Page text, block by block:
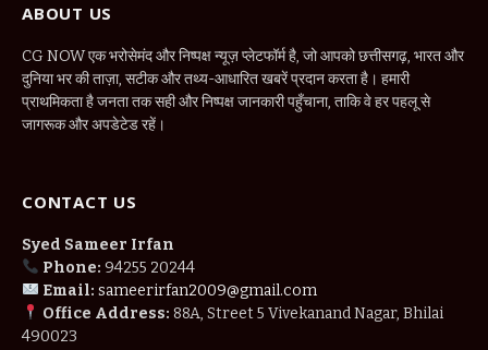
ABOUT US
CG NOW एक भरोसेमंद और निष्पक्ष न्यूज़ प्लेटफॉर्म है, जो आपको छत्तीसगढ़, भारत और
दुनिया भर की ताज़ा, सटीक और तथ्य-आधारित खबरें प्रदान करता है। हमारी
प्राथमिकता है जनता तक सही और निष्पक्ष जानकारी पहुँचाना, ताकि वे हर पहलू से
जागरूक और अपडेटेड रहें।
CONTACT US
Syed Sameer Irfan
Phone: 94255 20244
Email: sameerirfan2009@gmail.com
Office Address: 88A, Street 5 Vivekanand Nagar, Bhilai
490023